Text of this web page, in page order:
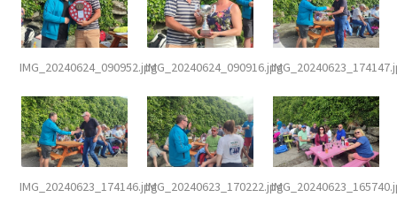
IMG_20240624_090952.jpgIMG_20240624_090916.jpg
IMG_20240623_174146.jpgIMG_20240623_170222.jpg